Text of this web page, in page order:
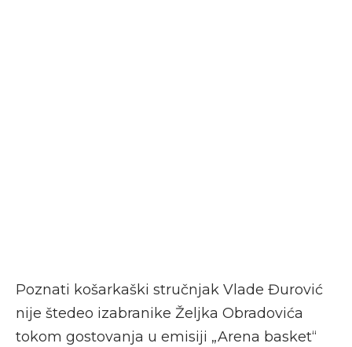
Poznati košarkaški stručnjak Vlade Đurović
nije štedeo izabranike Željka Obradovića
tokom gostovanja u emisiji „Arena basket“